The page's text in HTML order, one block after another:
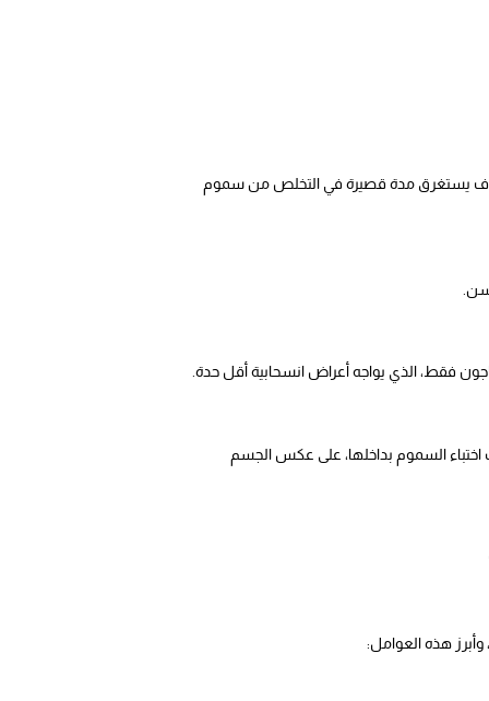
سوف يستغرق مدة قصيرة في التخلص من سموم
فقط، الذي يواجه أعراض انسحابية أقل حدة.
السموم بداخلها، على عكس الجسم
هذه العوامل: